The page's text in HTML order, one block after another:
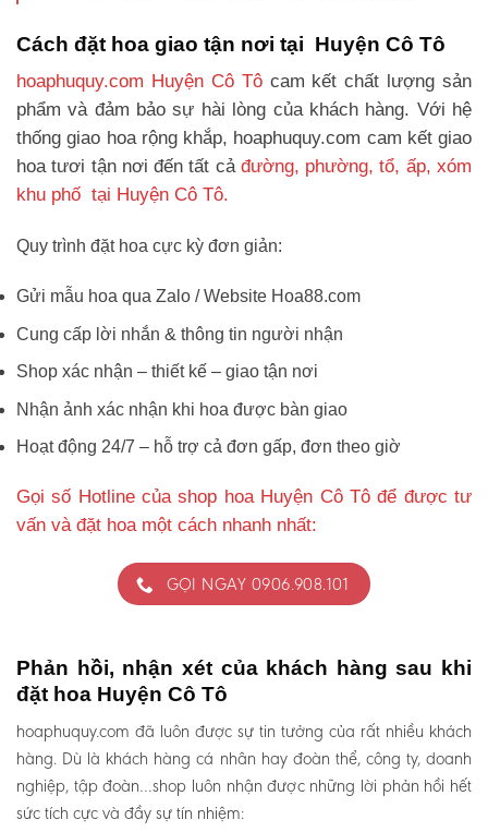
Cách đặt hoa giao tận nơi tại Huyện Cô Tô
hoaphuquy.com Huyện Cô Tôcam kết chất lượng sản
phẩm và đảm bảo sự hài lòng của khách hàng. Với hệ
thống giao hoa rộng khắp, hoaphuquy.com cam kết giao
hoa tươi tận nơi đến tất cả đường, phường, tổ, ấp, xóm
khu phố tại Huyện Cô Tô.
Quy trình đặt hoa cực kỳ đơn giản:
Gửi mẫu hoa qua Zalo / Website Hoa88.com
Cung cấp lời nhắn & thông tin người nhận
Shop xác nhận – thiết kế – giao tận nơi
Nhận ảnh xác nhận khi hoa được bàn giao
Hoạt động 24/7 – hỗ trợ cả đơn gấp, đơn theo giờ
Gọi số Hotline của shop hoa Huyện Cô Tô để được tư
vấn và đặt hoa một cách nhanh nhất:
GỌI NGAY 0906.908.101
Phản hồi, nhận xét của khách hàng sau khi
đặt hoa Huyện Cô Tô
hoaphuquy.com đã luôn được sự tin tưởng của rất nhiều khách
hàng. Dù là khách hàng cá nhân hay đoàn thể, công ty, doanh
nghiệp, tập đoàn…shop luôn nhận được những lời phản hồi hết
sức tích cực và đầy sự tín nhiệm: